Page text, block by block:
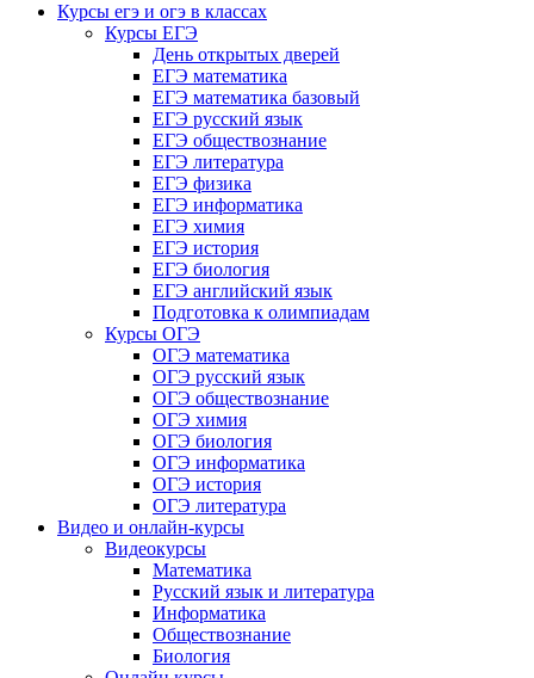
Курсы егэ и огэ в классах
Курсы ЕГЭ
День открытых дверей
ЕГЭ математика
ЕГЭ математика базовый
ЕГЭ русский язык
ЕГЭ обществознание
ЕГЭ литература
ЕГЭ физика
ЕГЭ информатика
ЕГЭ химия
ЕГЭ история
ЕГЭ биология
ЕГЭ английский язык
Подготовка к олимпиадам
Курсы ОГЭ
ОГЭ математика
ОГЭ русский язык
ОГЭ обществознание
ОГЭ химия
ОГЭ биология
ОГЭ информатика
ОГЭ история
ОГЭ литература
Видео и онлайн-курсы
Видеокурсы
Математика
Русский язык и литература
Информатика
Обществознание
Биология